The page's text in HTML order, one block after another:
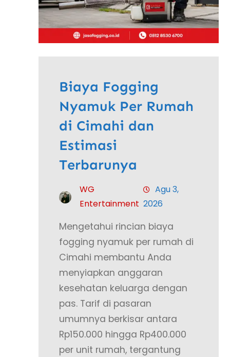
Biaya Fogging
Nyamuk Per Rumah
di Cimahi dan
Estimasi
Terbarunya
WG
Entertainment
Agu 3,
2026
Mengetahui rincian biaya
fogging nyamuk per rumah di
Cimahi membantu Anda
menyiapkan anggaran
kesehatan keluarga dengan
pas. Tarif di pasaran
umumnya berkisar antara
Rp150.000 hingga Rp400.000
per unit rumah, tergantung